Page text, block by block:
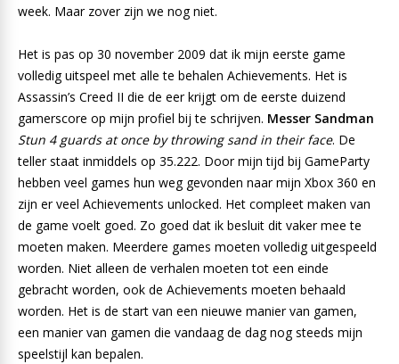
week. Maar zover zijn we nog niet.
Het is pas op 30 november 2009 dat ik mijn eerste game
volledig uitspeel met alle te behalen Achievements. Het is
Assassin’s Creed II die de eer krijgt om de eerste duizend
gamerscore op mijn profiel bij te schrijven. Messer Sandman
Stun 4 guards at once by throwing sand in their face. De
teller staat inmiddels op 35.222. Door mijn tijd bij GameParty
hebben veel games hun weg gevonden naar mijn Xbox 360 en
zijn er veel Achievements unlocked. Het compleet maken van
de game voelt goed. Zo goed dat ik besluit dit vaker mee te
moeten maken. Meerdere games moeten volledig uitgespeeld
worden. Niet alleen de verhalen moeten tot een einde
gebracht worden, ook de Achievements moeten behaald
worden. Het is de start van een nieuwe manier van gamen,
een manier van gamen die vandaag de dag nog steeds mijn
speelstijl kan bepalen.